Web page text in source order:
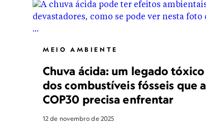
MEIO AMBIENTE
Chuva ácida: um legado tóxico
dos combustíveis fósseis que a
COP30 precisa enfrentar
12 de novembro de 2025